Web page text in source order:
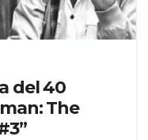
del 40
The